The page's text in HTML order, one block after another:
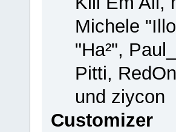
Michele
"Ha²",
Pitti,
und ziycon
Customizer